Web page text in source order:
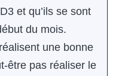
et qu’ils se sont
du mois.
une bonne
être pas réaliser le